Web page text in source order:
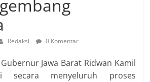
Redaksi 0 Komentar
Jawa Barat Ridwan Kamil
secara menyeluruh proses